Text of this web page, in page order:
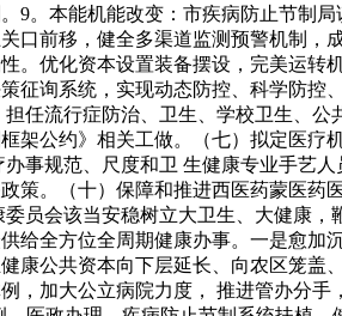
9。本能机能改变：市疾病防止节制
前移，健全多渠道监测预警机制，
优化资本设置装备摆设，完美运转
征询系统，实现动态防控、科学防控
任流行症防治、卫生、学校卫生、公
架公约》相关工做。（七）拟定医疗
事规范、尺度和卫 生健康专业手艺人
策。（十）保障和推进西医药蒙医药
员会该当安稳树立大卫生、大健康，
给全方位全周期健康办事。一是愈加
康公共资本向下层延长、向农区笼盖
，加大公立病院力度， 推进管办分手